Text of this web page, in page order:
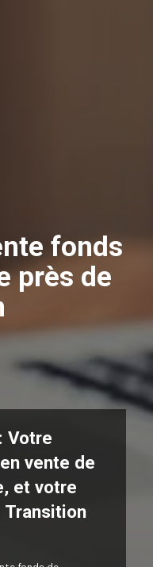
fonds
près de
Votre
vente de
et votre
Transition